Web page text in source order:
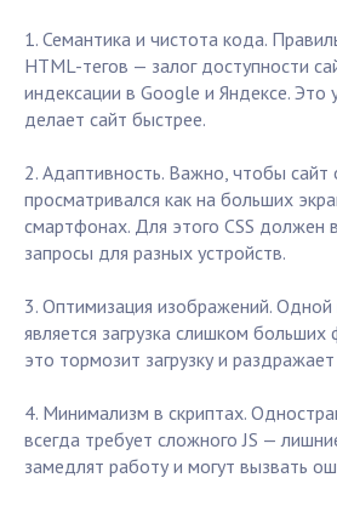
1. Семантика и чистота кода.
HTML-тегов — залог доступности
индексации в Google и Яндексе. Это
делает сайт быстрее.
2. Адаптивность. Важно, чтобы
просматривался как на больших
смартфонах. Для этого CSS должен
запросы для разных устройств.
3. Оптимизация изображений.
является загрузка слишком
это тормозит загрузку и
4. Минимализм в скриптах.
всегда требует сложного JS —
замедлят работу и могут вызвать